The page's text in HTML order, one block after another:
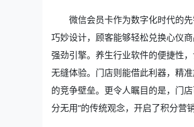
微信会员卡作为数字化时代的
巧妙设计，顾客能够轻松兑换心仪
强劲引擎。养生行业软件的便捷性
无缝体验。门店则能借此利器，精
的竞争壁垒。更令人瞩目的是，门
分无用”的传统观念，开启了积分营